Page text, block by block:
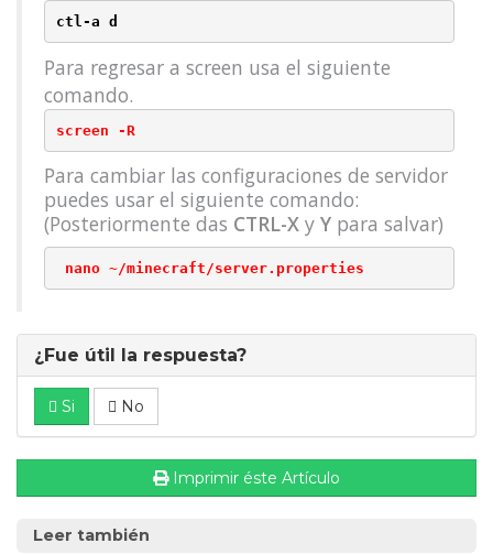
ctl-a d
Para regresar a screen usa el siguiente
comando.
screen -R
Para cambiar las configuraciones de servidor
puedes usar el siguiente comando:
(Posteriormente das CTRL-X y Y para salvar)
nano ~/minecraft/server.properties
¿Fue útil la respuesta?
Si No
Imprimir éste Artículo
Leer también